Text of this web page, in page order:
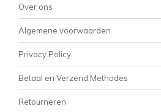
Over ons
Algemene voorwaarden
Privacy Policy
Betaal en Verzend Methodes
Retourneren